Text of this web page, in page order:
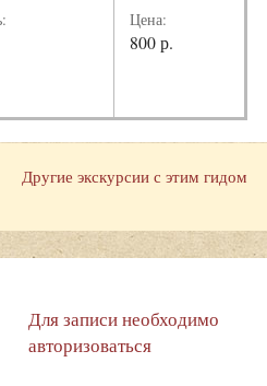
Цена:
800 р.
Другие экскурсии с этим гидом
Для записи необходимо
авторизоваться